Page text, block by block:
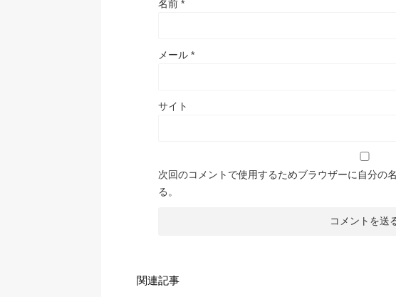
名前 *
メール *
サイト
次回のコメントで使用するためブラウザーに自分の
る。
関連記事